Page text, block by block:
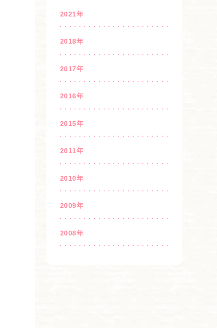
2021年
2018年
2017年
2016年
2015年
2011年
2010年
2009年
2008年